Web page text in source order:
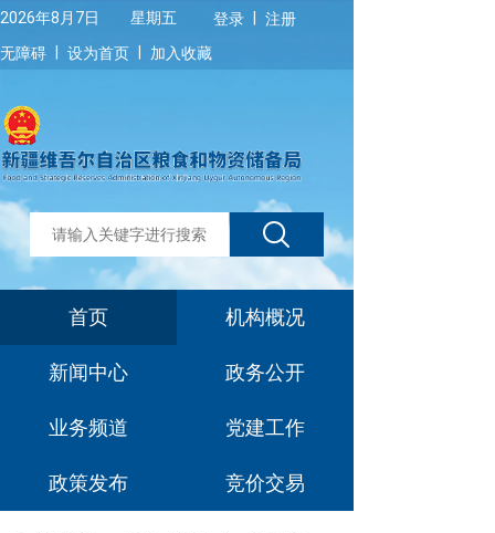
2026年8月7日 星期五 登录
注册
无障碍
设为首页 加入收藏
首页 机构概况
新闻中心 政务公开
业务频道 党建工作
政策发布 竞价交易